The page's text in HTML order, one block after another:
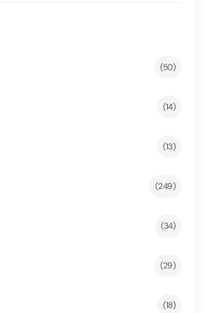
(50)
(14)
(13)
(249)
(34)
(29)
(18)